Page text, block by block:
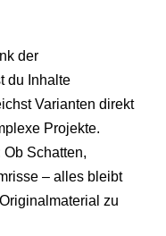
der
du Inhalte
Varianten direkt
Projekte.
Ob Schatten,
– alles bleibt
zu